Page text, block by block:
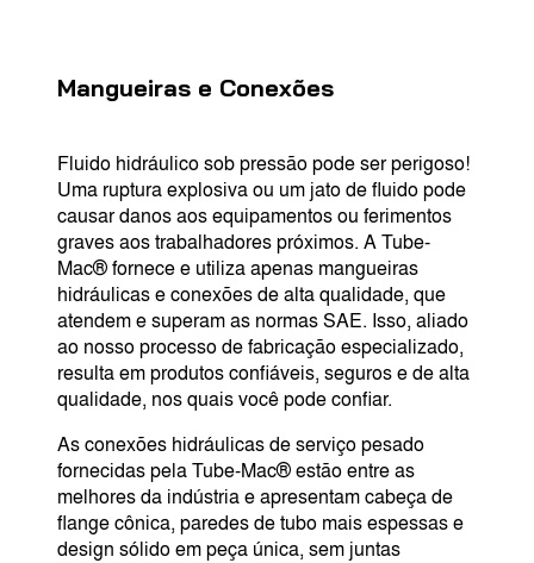
Mangueiras e Conexões
Fluido hidráulico sob pressão pode ser perigoso!
Uma ruptura explosiva ou um jato de fluido pode
causar danos aos equipamentos ou ferimentos
graves aos trabalhadores próximos. A Tube-
Mac® fornece e utiliza apenas mangueiras
hidráulicas e conexões de alta qualidade, que
atendem e superam as normas SAE. Isso, aliado
ao nosso processo de fabricação especializado,
resulta em produtos confiáveis, seguros e de alta
qualidade, nos quais você pode confiar.
As conexões hidráulicas de serviço pesado
fornecidas pela Tube-Mac® estão entre as
melhores da indústria e apresentam cabeça de
flange cônica, paredes de tubo mais espessas e
design sólido em peça única, sem juntas